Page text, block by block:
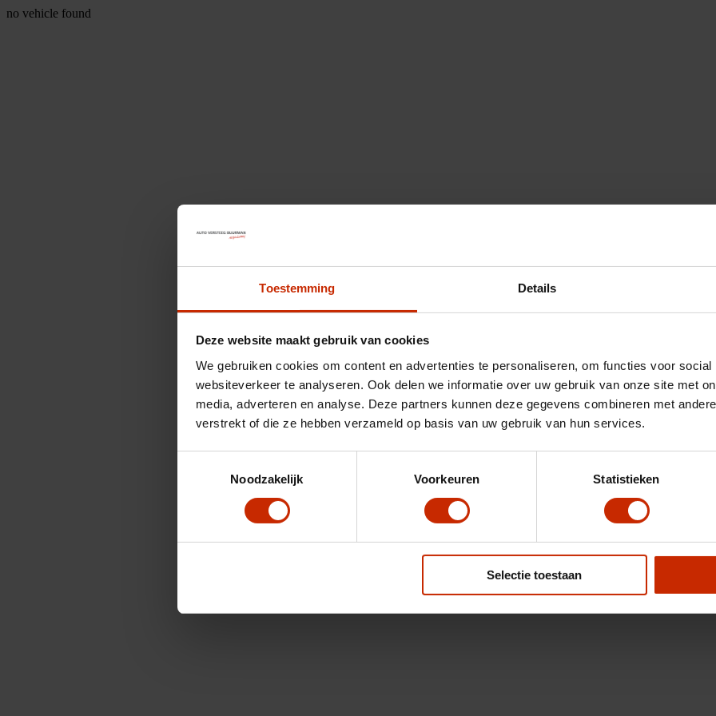
Toestemming Details
Deze website maakt gebruik van cookies
We gebruiken cookies om content en advertenties te personaliseren, om functies voor
websiteverkeer te analyseren. Ook delen we informatie over uw gebruik van onze site met
media, adverteren en analyse. Deze partners kunnen deze gegevens combineren met
verstrekt of die ze hebben verzameld op basis van uw gebruik van hun services.
Noodzakelijk
Voorkeuren Statistieken
Selectie toestaan
no vehicle found